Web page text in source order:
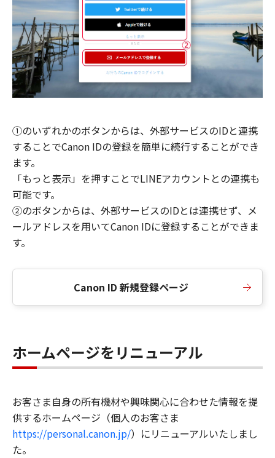
①のいずれかのボタンからは、外部サービスのIDと連携
することでCanon IDの登録を簡単に続行することができ
ます。
「もっと表示」を押すことでLINEアカウントとの連携も
可能です。
②のボタンからは、外部サービスのIDとは連携せず、メ
ールアドレスを用いてCanon IDに登録することができま
す。
Canon ID 新規登録ページ
ホームページをリニューアル
お客さま自身の所有機材や興味関心に合わせた情報を提
供するホームページ（個人のお客さま
https://personal.canon.jp/）にリニューアルいたしまし
た。